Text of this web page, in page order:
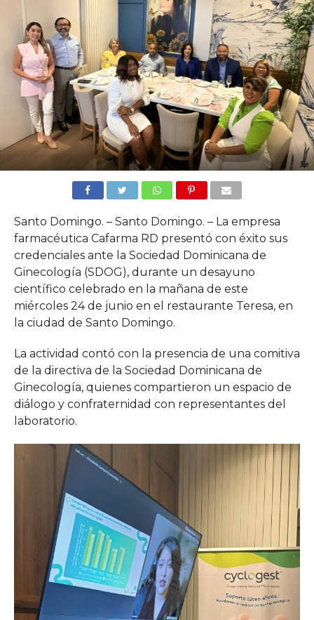
Santo Domingo. – Santo Domingo. – La empresa
farmacéutica Cafarma RD presentó con éxito sus
credenciales ante la Sociedad Dominicana de
Ginecología (SDOG), durante un desayuno
científico celebrado en la mañana de este
miércoles 24 de junio en el restaurante Teresa, en
la ciudad de Santo Domingo.
La actividad contó con la presencia de una comitiva
de la directiva de la Sociedad Dominicana de
Ginecología, quienes compartieron un espacio de
diálogo y confraternidad con representantes del
laboratorio.